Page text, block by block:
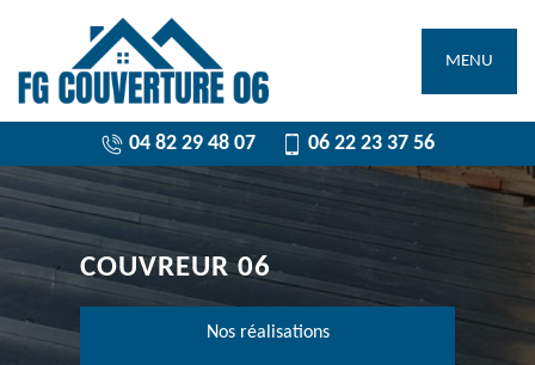
MENU
04 82 29 48 07 06 22 23 37 56
COUVREUR 06
Nos réalisations